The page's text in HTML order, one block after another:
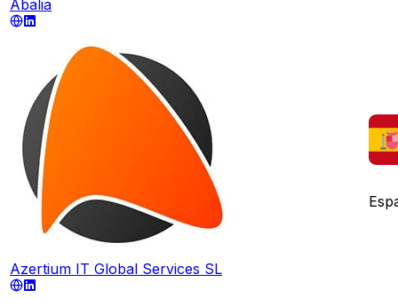
Abalia
Azertium IT Global Services SL